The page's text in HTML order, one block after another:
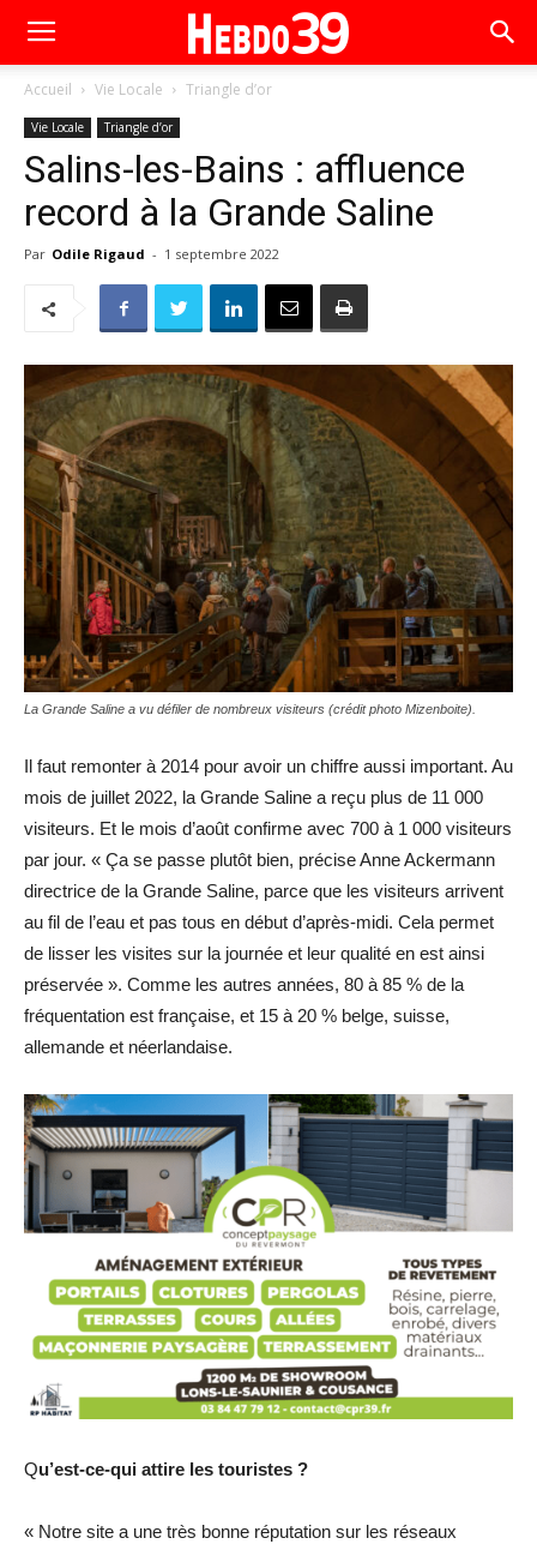
Accueil Vie Locale Triangle d’or
Vie Locale Triangle d’or
Salins-les-Bains : affluence
record à la Grande Saline
Par Odile Rigaud - 1 septembre 2022
La Grande Saline a vu défiler de nombreux visiteurs (crédit photo Mizenboite).
Il faut remonter à 2014 pour avoir un chiffre aussi important. Au
mois de juillet 2022, la Grande Saline a reçu plus de 11 000
visiteurs. Et le mois d’août confirme avec 700 à 1 000 visiteurs
par jour. « Ça se passe plutôt bien, précise Anne Ackermann
directrice de la Grande Saline, parce que les visiteurs arrivent
au fil de l’eau et pas tous en début d’après-midi. Cela permet
de lisser les visites sur la journée et leur qualité en est ainsi
préservée ». Comme les autres années, 80 à 85 % de la
fréquentation est française, et 15 à 20 % belge, suisse,
allemande et néerlandaise.
Qu’est-ce-qui attire les touristes ?
« Notre site a une très bonne réputation sur les réseaux